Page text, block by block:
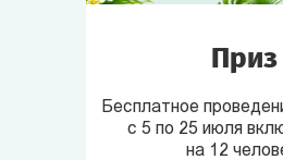
Приз
Бесплатное
с 5 по 25 июля
на 12